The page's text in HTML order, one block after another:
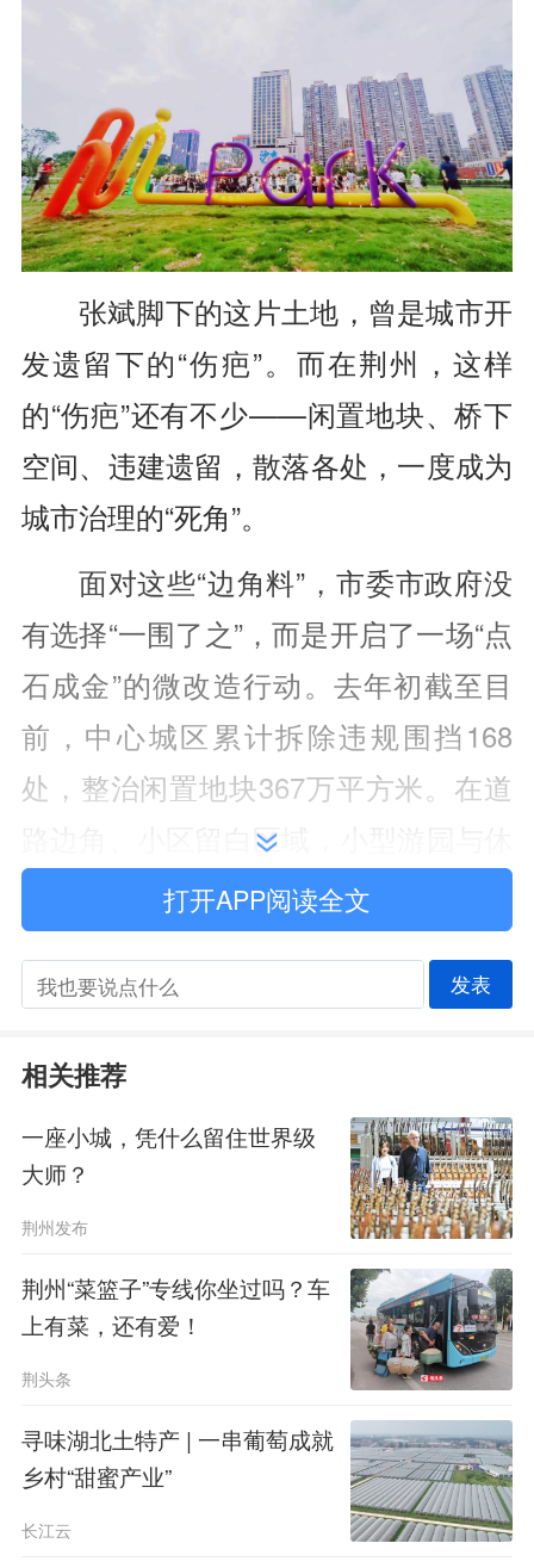
张斌脚下的这片土地，曾是城市开
发遗留下的“伤疤”。而在荆州，这样
的“伤疤”还有不少——闲置地块、桥下
空间、违建遗留，散落各处，一度成为
城市治理的“死角”。
面对这些“边角料”，市委市政府没
有选择“一围了之”，而是开启了一场“点
石成金”的微改造行动。去年初截至目
前，中心城区累计拆除违规围挡168
处，整治闲置地块367万平方米。在道
路边角、小区留白区域，小型游园与休
闲绿地如雨后春笋般涌现;在交通节
点、老旧小区周边，3万余个停车泊位
见缝插针，有效缓解了老城区的停车焦
取舍之间，尽显治理智慧。近年
来，中心城区累计激活151处小微公共
空间，建设城市绿道181公里，新增绿
打开APP阅读全文
发表
相关推荐
一座小城，凭什么留住世界级
大师？
荆州发布
荆州“菜篮子”专线你坐过吗？车
上有菜，还有爱！
荆头条
寻味湖北土特产 | 一串葡萄成就
乡村“甜蜜产业”
长江云